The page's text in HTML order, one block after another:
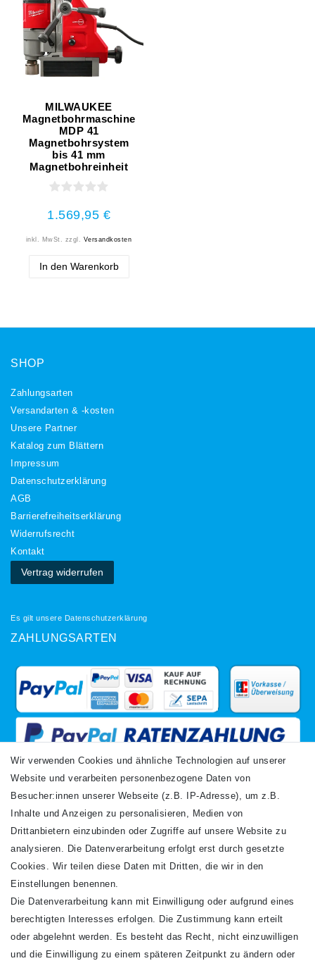
MILWAUKEE
Magnetbohrmaschine
MDP 41
Magnetbohrsystem
bis 41 mm
Magnetbohreinheit
1.569,95 €
inkl. MwSt. zzgl. Versandkosten
In den Warenkorb
SHOP
Zahlungsarten
Versandarten & -kosten
Unsere Partner
Katalog zum Blättern
Impressum
Daten­schutz­erklärung
AGB
Barrierefreiheitserklärung
Widerrufs­recht
Kontakt
Vertrag widerrufen
Es gilt unsere Datenschutzerklärung
ZAHLUNGSARTEN
VERSANDARTEN
Newsletter
Honig
Wir verwenden Cookies und ähnliche Technologien auf unserer
Website und verarbeiten personenbezogene Daten von
Besucher:innen unserer Webseite (z.B. IP-Adresse), um z.B.
Inhalte und Anzeigen zu personalisieren, Medien von
Drittanbietern einzubinden oder Zugriffe auf unsere Website zu
analysieren. Die Datenverarbeitung erfolgt erst durch gesetzte
Cookies. Wir teilen diese Daten mit Dritten, die wir in den
Einstellungen benennen.
Die Datenverarbeitung kann mit Einwilligung oder aufgrund eines
berechtigten Interesses erfolgen. Die Zustimmung kann erteilt
oder abgelehnt werden. Es besteht das Recht, nicht einzuwilligen
und die Einwilligung zu einem späteren Zeitpunkt zu ändern oder